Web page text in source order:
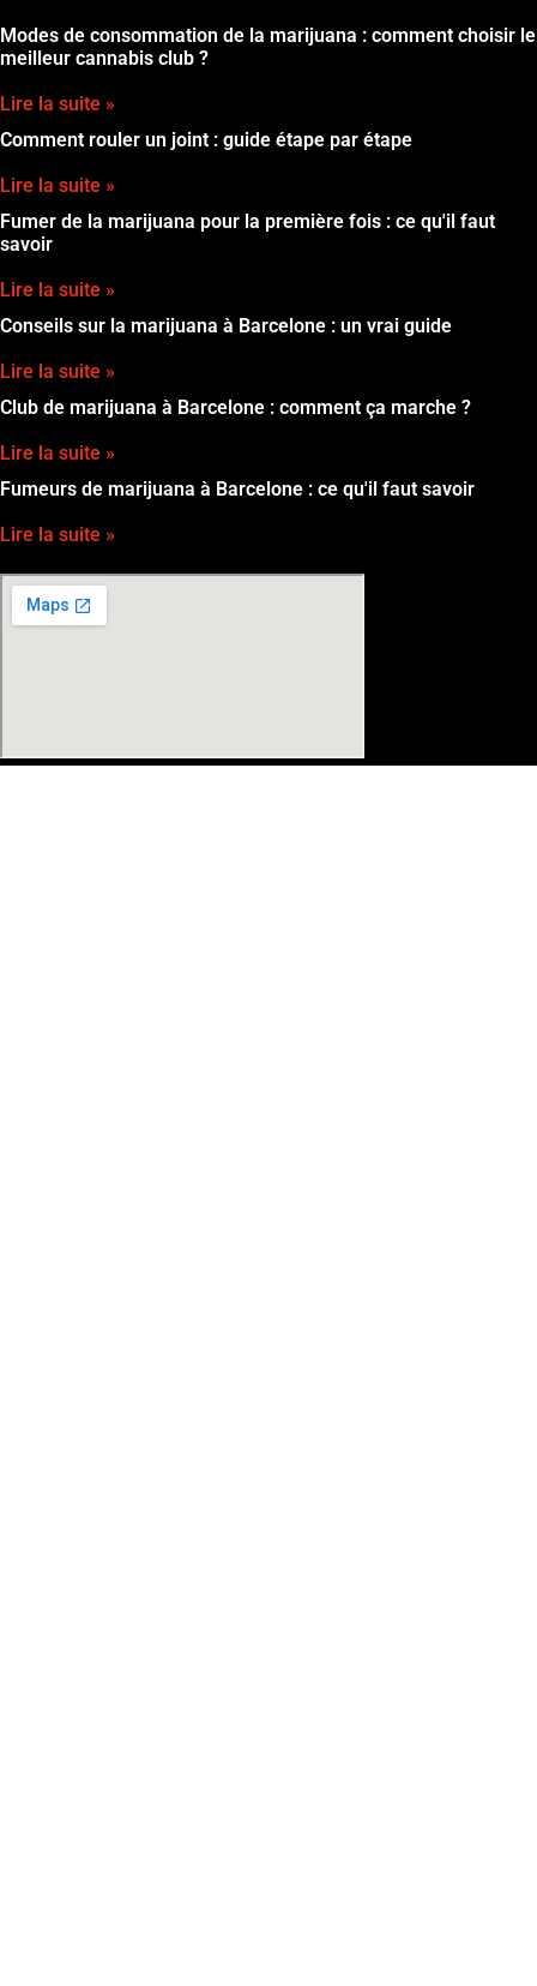
Modes de consommation de la marijuana : comment choisir le
meilleur cannabis club ?
Lire la suite »
Comment rouler un joint : guide étape par étape
Lire la suite »
Fumer de la marijuana pour la première fois : ce qu'il faut
savoir
Lire la suite »
Conseils sur la marijuana à Barcelone : un vrai guide
Lire la suite »
Club de marijuana à Barcelone : comment ça marche ?
Lire la suite »
Fumeurs de marijuana à Barcelone : ce qu'il faut savoir
Lire la suite »